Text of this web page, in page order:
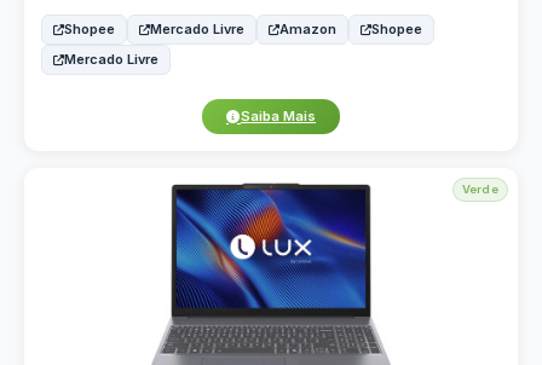
Shopee Mercado Livre Amazon
Shopee
Mercado Livre
Saiba Mais
Verde